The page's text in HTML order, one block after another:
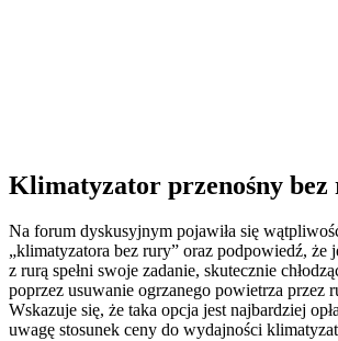
Klimatyzator przenośny
Na forum dyskusyjnym pojawiła się
„klimatyzatora bez rury” oraz podpowiedź, że
z rurą spełni swoje zadanie, skutecznie
poprzez usuwanie ogrzanego powietrza przez
Wskazuje się, że taka opcja jest najbardziej
uwagę stosunek ceny do wydajności